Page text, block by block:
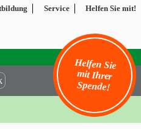
Service Helfen Sie mit!
Helfen Sie
mit Ihrer
Spende!